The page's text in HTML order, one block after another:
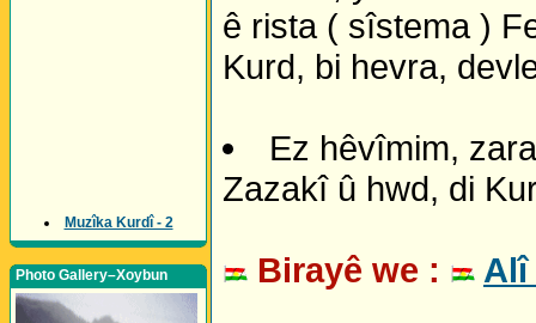
Muzîka Kurdî - 2
Photo Gallery–Xoybun
ê rista ( sîstema )
Kurd, bi hevra,
Ez hêvîmim,
Zazakî û hwd, di
Birayê we : Alî